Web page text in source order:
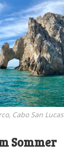
Cabo San Lucas
Sommer